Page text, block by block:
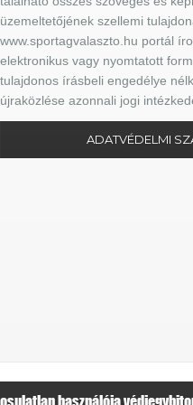
üzemeltetőjének szellemi
www.sportagvalaszto.hu portál
elektronikus vagy nyomtatott
tulajdonos írásbeli engedélye
újraközlése azonnali jogi
ADATVÉDELMI
használója